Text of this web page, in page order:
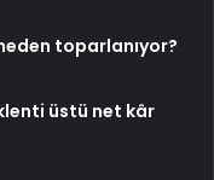
toparlanıyor?
üstü net kâr